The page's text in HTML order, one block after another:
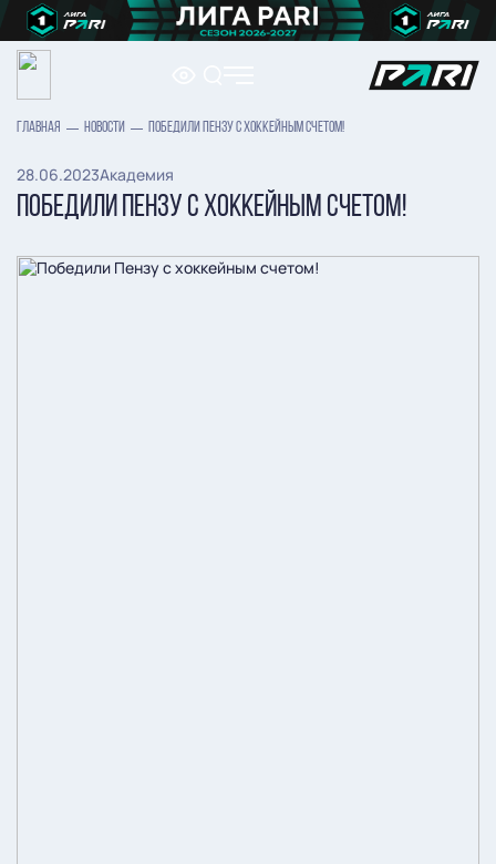
ГЛАВНАЯ НОВОСТИ ПОБЕДИЛИ ПЕНЗУ С ХОККЕЙНЫМ СЧЕТОМ!
28.06.2023Академия
ПОБЕДИЛИ ПЕНЗУ С ХОККЕЙНЫМ СЧЕТОМ!